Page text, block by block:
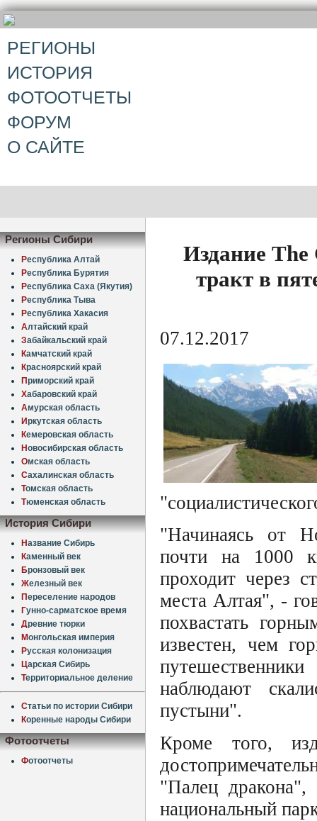
РЕГИОНЫ
ИСТОРИЯ
ФОТООТЧЕТЫ
ФОРУМ
О САЙТЕ
Регионы Сибири
Республика Алтай
Республика Бурятия
Республика Саха (Якутия)
Республика Тыва
Республика Хакасия
Алтайский край
Забайкальский край
Камчатский край
Красноярский край
Приморский край
Хабаровский край
Амурская область
Иркутская область
Кемеровская область
Новосибирская область
Омская область
Сахалинская область
Томская область
Тюменская область
История Сибири
Название Сибирь
Каменный век
Бронзовый век
Железный век
Переселение народов
Гунно-сарматское время
Древние тюрки
Монгольская империя
Русская колонизация
Царская Сибирь
Территориальное деление
Статьи по истории Сибири
Коренные народы Сибири
Фотоотчеты
Фотоотчеты
Издание
тракт в
07.12.2017
"Начинаясь от
почти на 1000
проходит через
места Алтая", -
похвастать
известен, чем
наблюдают
пустыни".
Кроме того,
"Палец
национальный